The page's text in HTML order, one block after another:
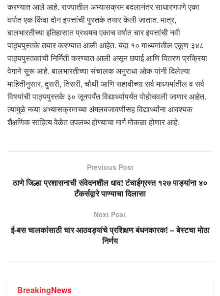
करण्यात आले आहे. राज्यातील अभ्यासक्रम बदलानंतर साधारणपणे एका
वर्षात एक किंवा दोन इयत्तांची पुस्तके तयार केली जातात. मात्र,
बालभारतीच्या इतिहासात प्रथमच एकाच वर्षात चार इयत्तांची नवी
पाठ्यपुस्तके तयार करण्यात आली आहेत. यंदा १० माध्यमांतील एकूण ३४८
पाठ्यपुस्तकांची निर्मिती करण्यात आली असून छपाई आणि वितरण प्रक्रिया
वेगाने सुरू आहे. बालभारतीच्या संचालक अनुराधा ओक यांनी दिलेल्या
माहितीनुसार, दुसरी, तिसरी, चौथी आणि सहावीच्या सर्व माध्यमांतील व सर्व
विषयांची पाठ्यपुस्तके ३० जूनपर्यंत विद्यार्थ्यांपर्यंत पोहोचवली जाणार आहेत.
त्यामुळे नव्या अभ्यासक्रमाच्या अंमलबजावणीसह विद्यार्थ्यांना आवश्यक
शैक्षणिक साहित्य वेळेत उपलब्ध होण्याचा मार्ग मोकळा होणार आहे.
Previous Post
ठाणे जिल्हा प्रशासनाची संवेदनशील धाव! टंचाईग्रस्त १२७ पाड्यांना ४०
टँकर्सद्वारे पाण्याचा दिलासा
Next Post
ई-बस चालकांसाठी चार आठवड्यांचे प्रशिक्षण बंधनकारक! – बेस्टचा मोठा
निर्णय
BreakingNews